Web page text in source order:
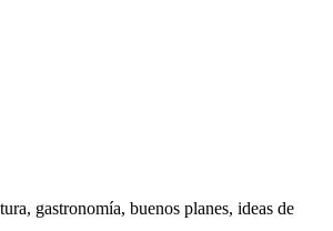
gastronomía, buenos planes, ideas de